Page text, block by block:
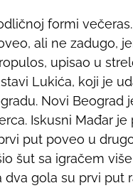
formi
ali ne zadugo,
upisao u
Lukića, koji je
Novi Beograd
Iskusni Mađar
put poveo u
šut sa igračem
gola su prvi put